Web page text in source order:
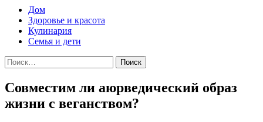
Дом
Здоровье и красота
Кулинария
Семья и дети
Найти:
Совместим ли аюрведический образ
жизни с веганством?